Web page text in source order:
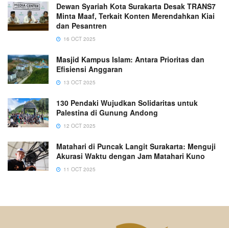
Dewan Syariah Kota Surakarta Desak TRANS7
Minta Maaf, Terkait Konten Merendahkan Kiai
dan Pesantren
16 OCT 2025
Masjid Kampus Islam: Antara Prioritas dan
Efisiensi Anggaran
13 OCT 2025
130 Pendaki Wujudkan Solidaritas untuk
Palestina di Gunung Andong
12 OCT 2025
Matahari di Puncak Langit Surakarta: Menguji
Akurasi Waktu dengan Jam Matahari Kuno
11 OCT 2025